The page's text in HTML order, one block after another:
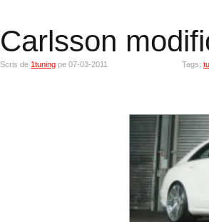
Carlsson
Scris de 1tuning pe 07-03-2011 Tags: